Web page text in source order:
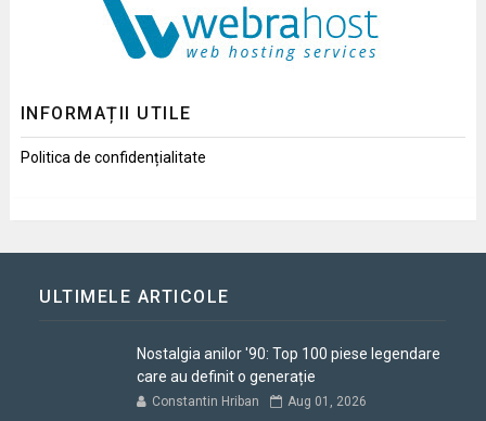
INFORMAȚII UTILE
Politica de confidențialitate
ULTIMELE ARTICOLE
Nostalgia anilor '90: Top 100 piese legendare
care au definit o generație
Constantin Hriban Aug 01, 2026